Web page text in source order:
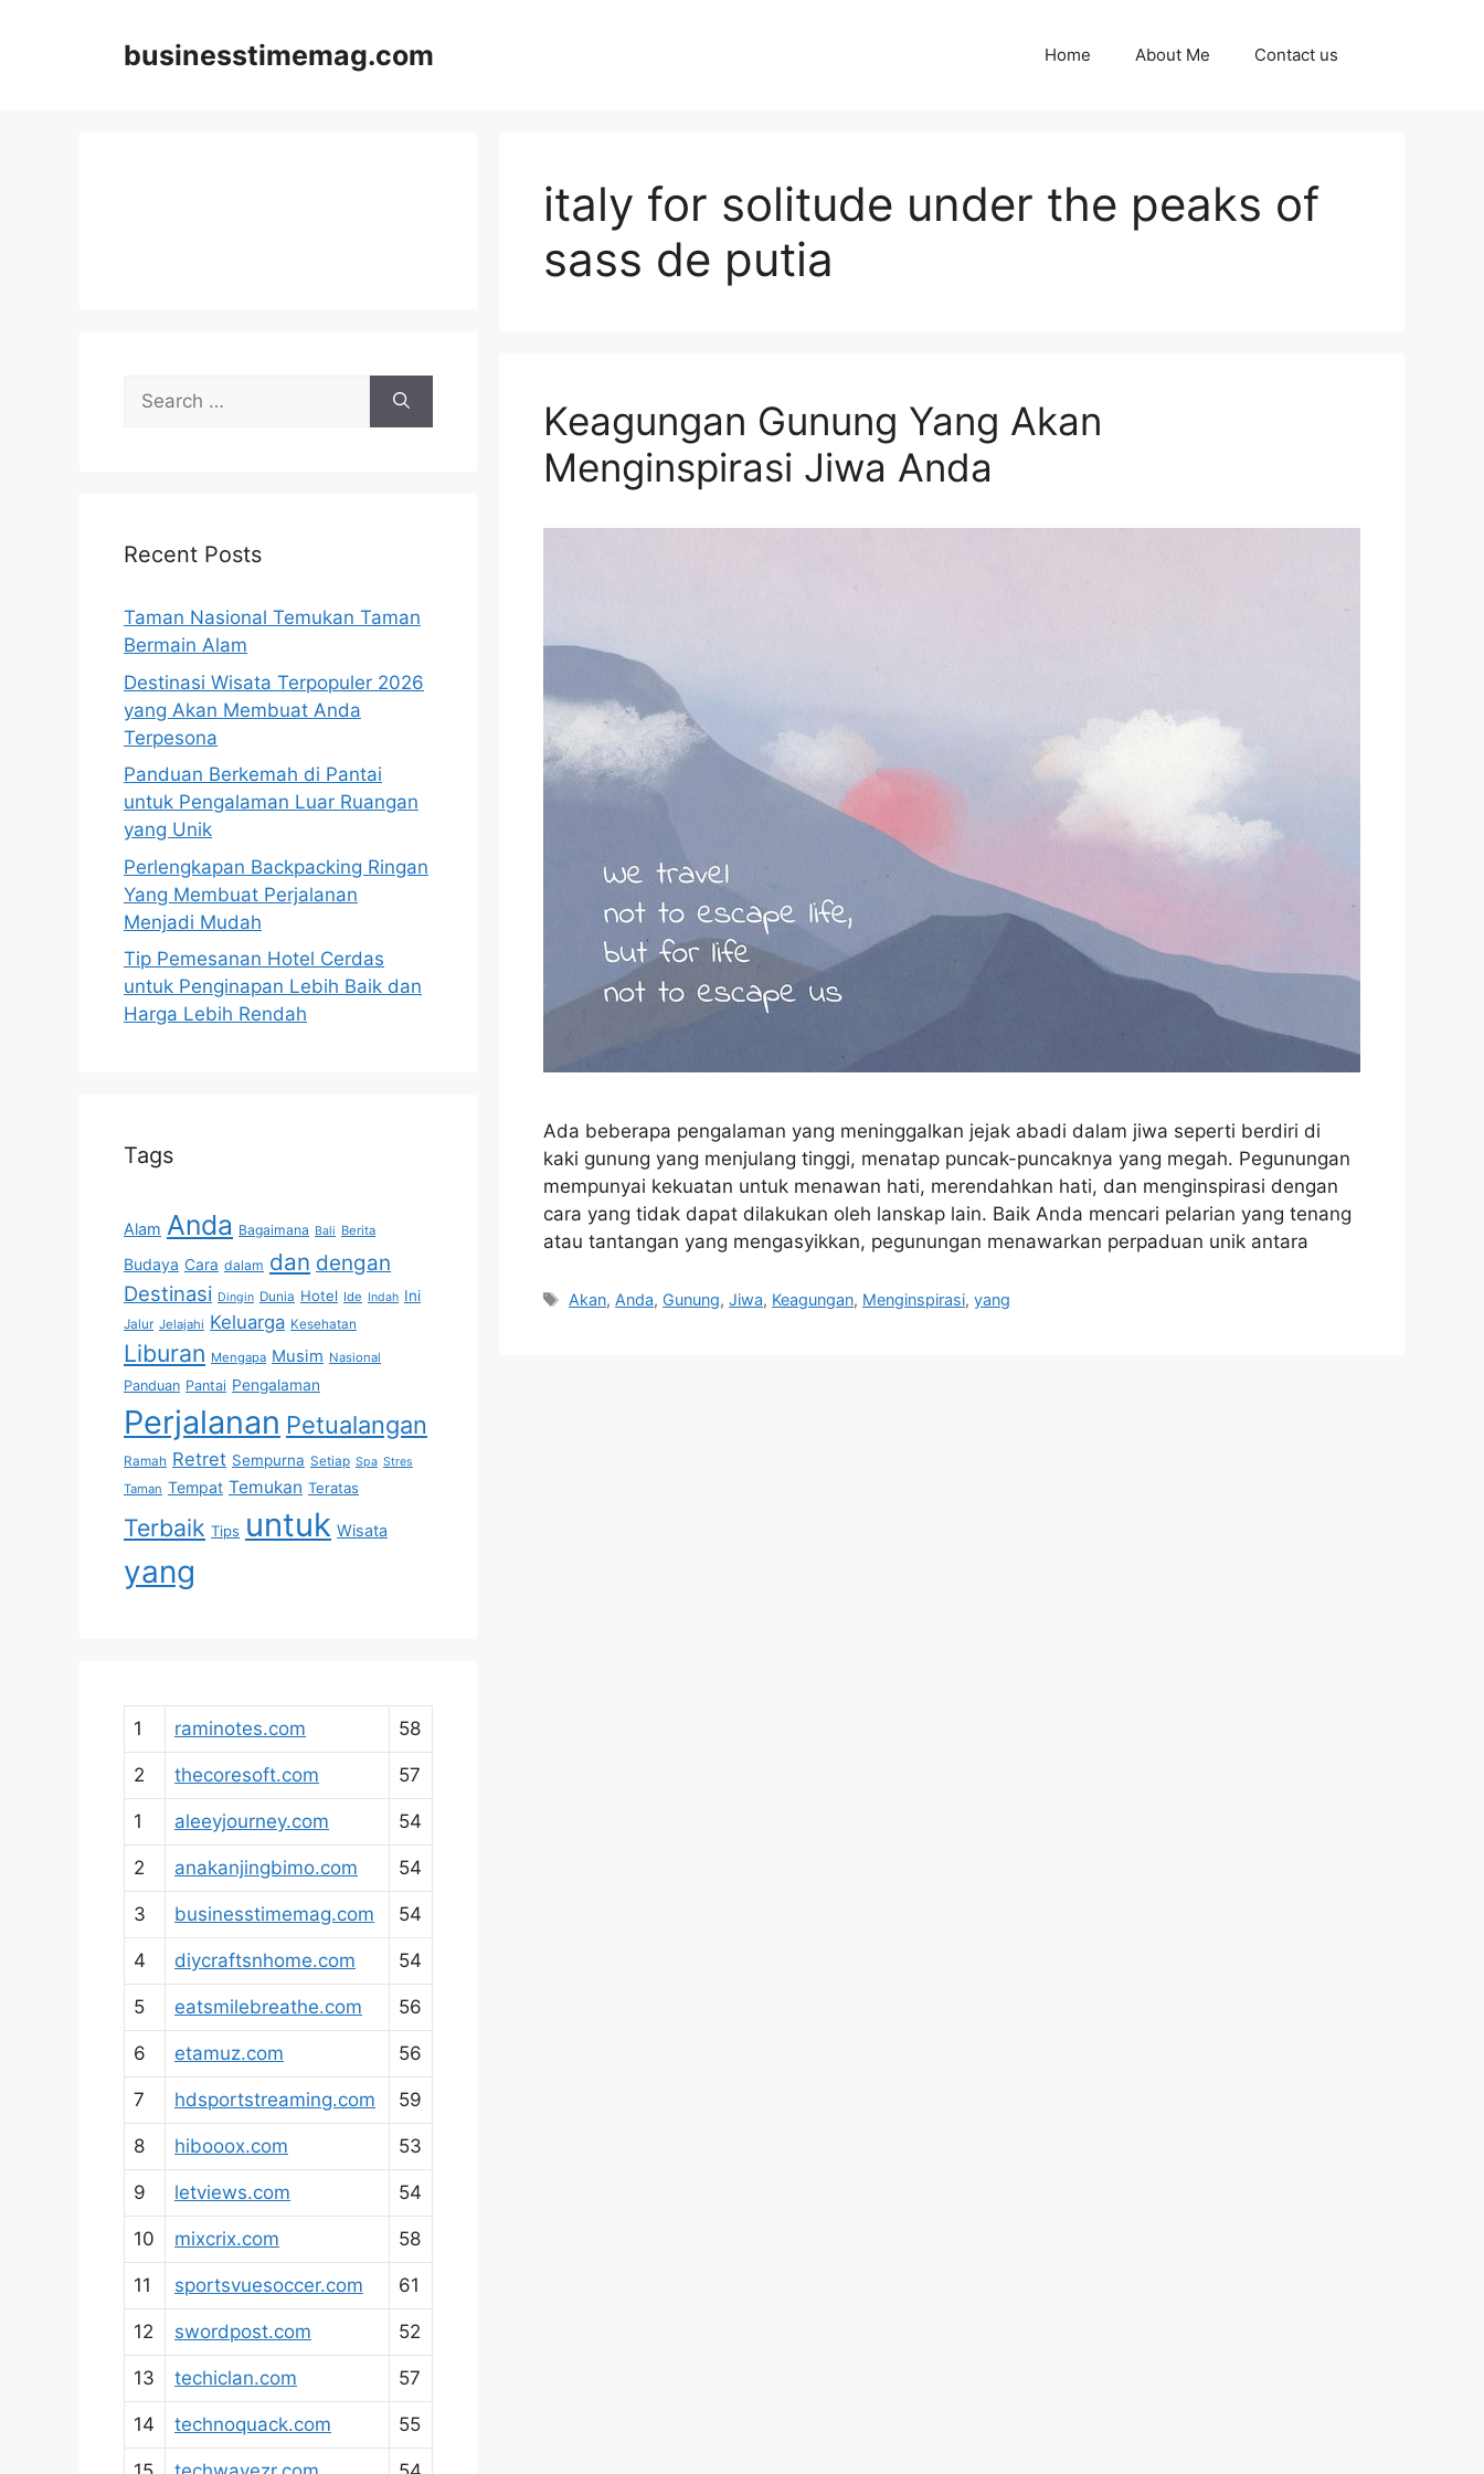
businesstimemag.com Home About Me Contact us
italy for solitude under the peaks of
sass de putia
Keagungan Gunung Yang Akan
Menginspirasi Jiwa Anda
Ada beberapa pengalaman yang meninggalkan jejak abadi dalam jiwa seperti berdiri di
kaki gunung yang menjulang tinggi, menatap puncak-puncaknya yang megah. Pegunungan
mempunyai kekuatan untuk menawan hati, merendahkan hati, dan menginspirasi dengan
cara yang tidak dapat dilakukan oleh lanskap lain. Baik Anda mencari pelarian yang tenang
atau tantangan yang mengasyikkan, pegunungan menawarkan perpaduan unik antara
Tags
Akan, Anda, Gunung,Jiwa, Keagungan, Menginspirasi,yang
Search
for:
Recent Posts
Taman Nasional Temukan Taman
Bermain Alam
Destinasi Wisata Terpopuler 2026
yang Akan Membuat Anda
Terpesona
Panduan Berkemah di Pantai
untuk Pengalaman Luar Ruangan
yang Unik
Perlengkapan Backpacking Ringan
Yang Membuat Perjalanan
Menjadi Mudah
Tip Pemesanan Hotel Cerdas
untuk Penginapan Lebih Baik dan
Harga Lebih Rendah
Tags
Alam Anda Bagaimana Bali Berita
Budaya Cara dalam dan dengan
Destinasi Dingin Dunia Hotel Ide Indah Ini
Jalur Jelajahi Keluarga Kesehatan
Liburan Mengapa Musim Nasional
Panduan Pantai Pengalaman
Perjalanan Petualangan
Ramah Retret Sempurna Setiap Spa Stres
Taman Tempat Temukan Teratas
Terbaik Tips untuk Wisata
yang
1 raminotes.com 58
2 thecoresoft.com 57
1 aleeyjourney.com 54
2 anakanjingbimo.com 54
3 businesstimemag.com 54
4 diycraftsnhome.com 54
5 eatsmilebreathe.com 56
6 etamuz.com 56
7 hdsportstreaming.com 59
8 hibooox.com 53
9 letviews.com 54
10 mixcrix.com 58
11 sportsvuesoccer.com 61
12 swordpost.com 52
13 techiclan.com 57
14 technoquack.com 55